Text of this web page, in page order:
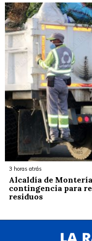
3 horas atrás
Alcaldía de
contingencia para
residuos